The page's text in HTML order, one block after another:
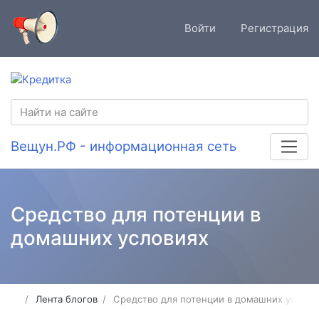
Войти Регистрация
Вещун.РФ - информационная сеть
Средство для потенции в
домашних условиях
Лента блогов Средство для потенции в домашних